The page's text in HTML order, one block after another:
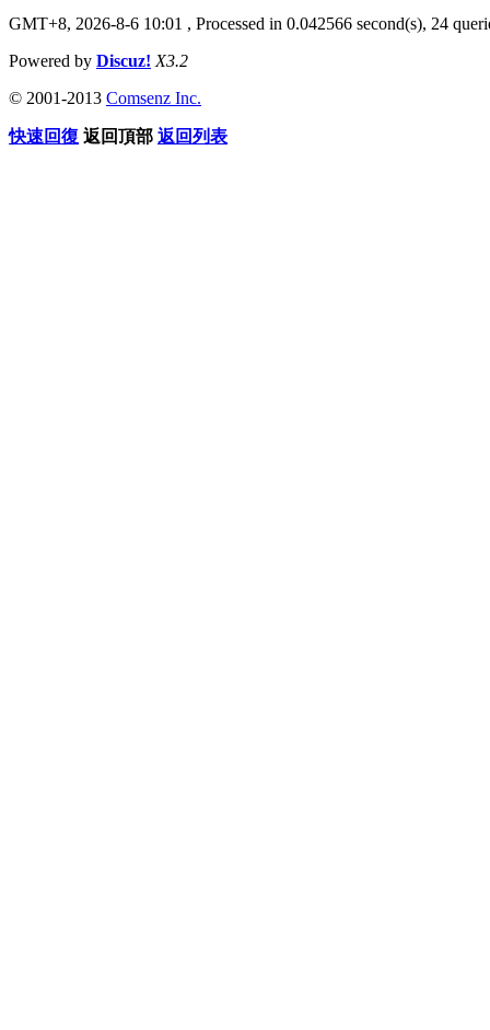
GMT+8, 2026-8-6 10:01 , Processed in 0.042566 second(s), 24
Powered by Discuz! X3.2
© 2001-2013 Comsenz Inc.
快速回復 返回頂部 返回列表